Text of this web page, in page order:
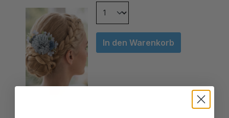
In den Warenkorb